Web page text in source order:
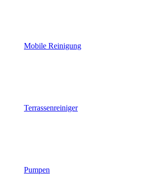
Mobile Reinigung
Terrassenreiniger
Pumpen